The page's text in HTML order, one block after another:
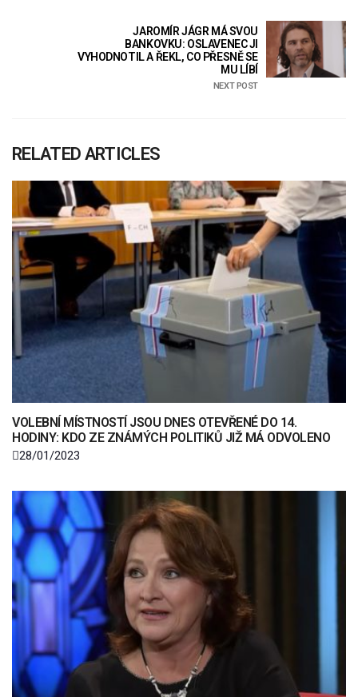
JAROMÍR JÁGR MÁ SVOU
BANKOVKU: OSLAVENEC JI
VYHODNOTIL A ŘEKL, CO PŘESNĚ SE
MU LÍBÍ
NEXT POST
RELATED ARTICLES
VOLEBNÍ MÍSTNOSTÍ JSOU DNES OTEVŘENÉ DO 14.
HODINY: KDO ZE ZNÁMÝCH POLITIKŮ JIŽ MÁ ODVOLENO
28/01/2023